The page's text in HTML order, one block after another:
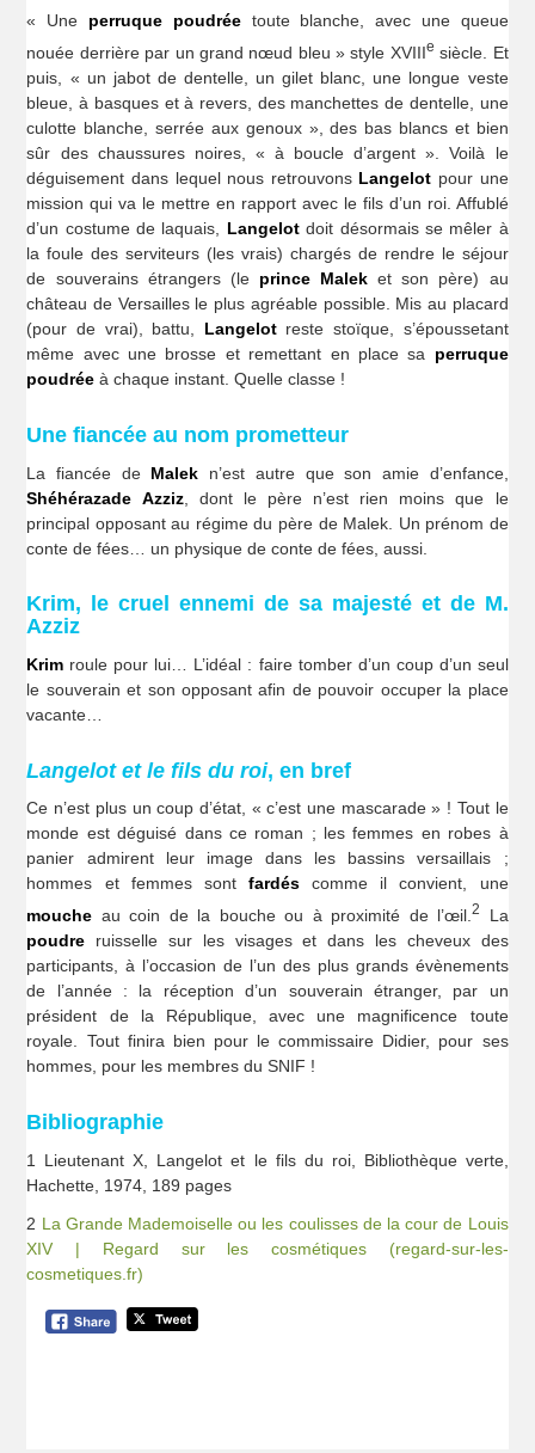
« Une perruque poudréetoute blanche, avec une queue
nouée derrière par un grand nœud bleu » style XVIIIe siècle. Et
puis, « un jabot de dentelle, un gilet blanc, une longue veste
bleue, à basques et à revers, des manchettes de dentelle, une
culotte blanche, serrée aux genoux », des bas blancs et bien
sûr des chaussures noires, « à boucle d’argent ». Voilà le
déguisement dans lequel nous retrouvons Langelot pour une
mission qui va le mettre en rapport avec le fils d’un roi. Affublé
d’un costume de laquais, Langelotdoit désormais se mêler à
la foule des serviteurs (les vrais) chargés de rendre le séjour
de souverains étrangers (le prince Malek et son père) au
château de Versailles le plus agréable possible. Mis au placard
(pour de vrai), battu, Langelot reste stoïque, s’époussetant
même avec une brosse et remettant en place sa perruque
poudrée à chaque instant. Quelle classe !
Une fiancée au nom prometteur
La fiancée de Malek n’est autre que son amie d’enfance,
Shéhérazade Azziz, dont le père n’est rien moins que le
principal opposant au régime du père de Malek. Un prénom de
conte de fées… un physique de conte de fées, aussi.
Krim, le cruel ennemi de sa majesté et de M.
Azziz
Krim roule pour lui… L’idéal : faire tomber d’un coup d’un seul
le souverain et son opposant afin de pouvoir occuper la place
vacante…
Langelot et le fils du roi, en bref
Ce n’est plus un coup d’état, « c’est une mascarade » ! Tout le
monde est déguisé dans ce roman ; les femmes en robes à
panier admirent leur image dans les bassins versaillais ;
hommes et femmes sont fardés comme il convient, une
mouche au coin de la bouche ou à proximité de l’œil.2
La
poudre ruisselle sur les visages et dans les cheveux des
participants, à l’occasion de l’un des plus grands évènements
de l’année : la réception d’un souverain étranger, par un
président de la République, avec une magnificence toute
royale. Tout finira bien pour le commissaire Didier, pour ses
hommes, pour les membres du SNIF !
Bibliographie
1 Lieutenant X, Langelot et le fils du roi, Bibliothèque verte,
Hachette, 1974, 189 pages
2 La Grande Mademoiselle ou les coulisses de la cour de Louis
XIV | Regard sur les cosmétiques (regard-sur-les-
cosmetiques.fr)